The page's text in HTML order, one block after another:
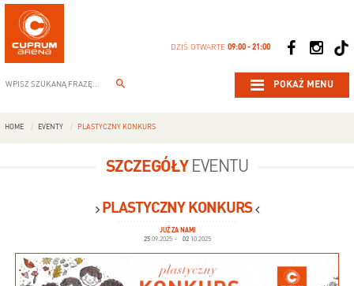
DZIŚ OTWARTE09:00 - 21:00
POKAŻ MENU
HOME EVENTY PLASTYCZNY KONKURS
SZCZEGÓŁYEVENTU
PLASTYCZNY KONKURS
JUŻ ZA NAMI
2509.2025 - 0210.2025